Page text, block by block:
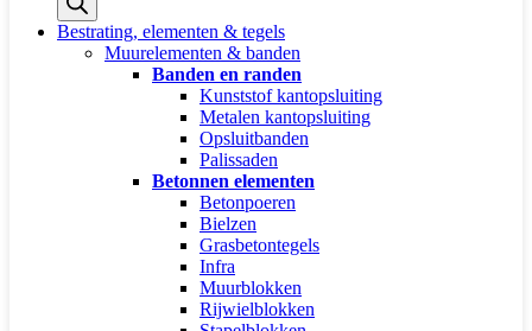
Bestrating, elementen & tegels
Muurelementen & banden
Banden en randen
Kunststof kantopsluiting
Metalen kantopsluiting
Opsluitbanden
Palissaden
Betonnen elementen
Betonpoeren
Bielzen
Grasbetontegels
Infra
Muurblokken
Rijwielblokken